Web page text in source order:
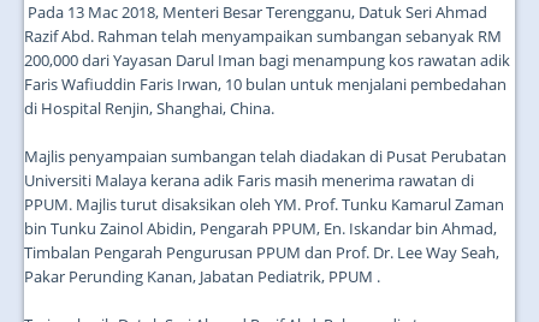
Pada 13 Mac 2018, Menteri Besar Terengganu, Datuk Seri Ahmad
Razif Abd. Rahman telah menyampaikan sumbangan sebanyak RM
200,000 dari Yayasan Darul Iman bagi menampung kos rawatan adik
Faris Wafiuddin Faris Irwan, 10 bulan untuk menjalani pembedahan
di Hospital Renjin, Shanghai, China.
Majlis penyampaian sumbangan telah diadakan di Pusat Perubatan
Universiti Malaya kerana adik Faris masih menerima rawatan di
PPUM. Majlis turut disaksikan oleh YM. Prof. Tunku Kamarul Zaman
bin Tunku Zainol Abidin, Pengarah PPUM, En. Iskandar bin Ahmad,
Timbalan Pengarah Pengurusan PPUM dan Prof. Dr. Lee Way Seah,
Pakar Perunding Kanan, Jabatan Pediatrik, PPUM .